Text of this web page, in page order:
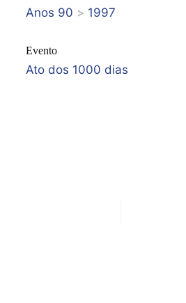
Anos 90 > 1997
Evento
Ato dos 1000 dias